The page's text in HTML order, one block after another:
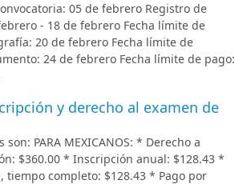
05 de febrero Registro de
- 18 de febrero Fecha límite de
20 de febrero Fecha límite de
24 de febrero Fecha límite de pago:
y derecho al examen de
son: PARA MEXICANOS: * Derecho a
$360.00 * Inscripción anual: $128.43 *
tiempo completo: $128.43 * Pago por